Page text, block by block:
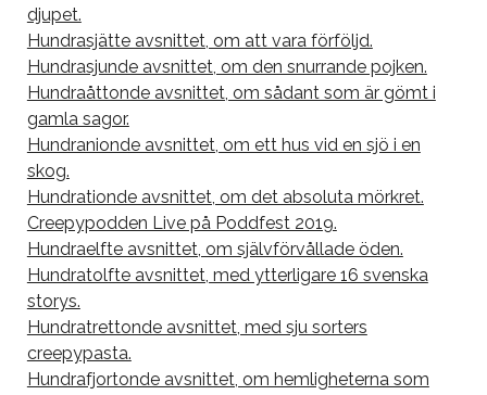
djupet.
Hundrasjätte avsnittet, om att vara förföljd.
Hundrasjunde avsnittet, om den snurrande pojken.
Hundraåttonde avsnittet, om sådant som är gömt i
gamla sagor.
Hundranionde avsnittet, om ett hus vid en sjö i en
skog.
Hundrationde avsnittet, om det absoluta mörkret.
Creepypodden Live på Poddfest 2019.
Hundraelfte avsnittet, om självförvållade öden.
Hundratolfte avsnittet, med ytterligare 16 svenska
storys.
Hundratrettonde avsnittet, med sju sorters
creepypasta.
Hundrafjortonde avsnittet, om hemligheterna som